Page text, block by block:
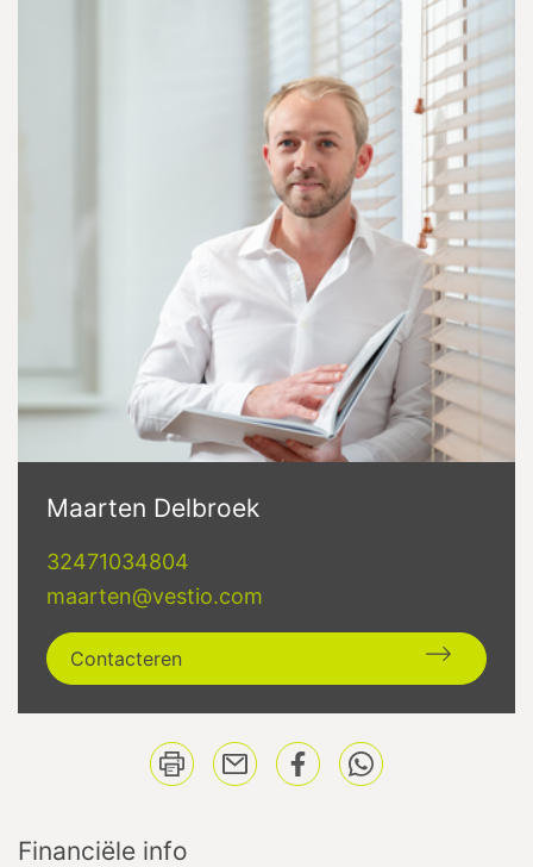
Maarten Delbroek
32471034804
maarten@vestio.com
Contacteren
Financiële info